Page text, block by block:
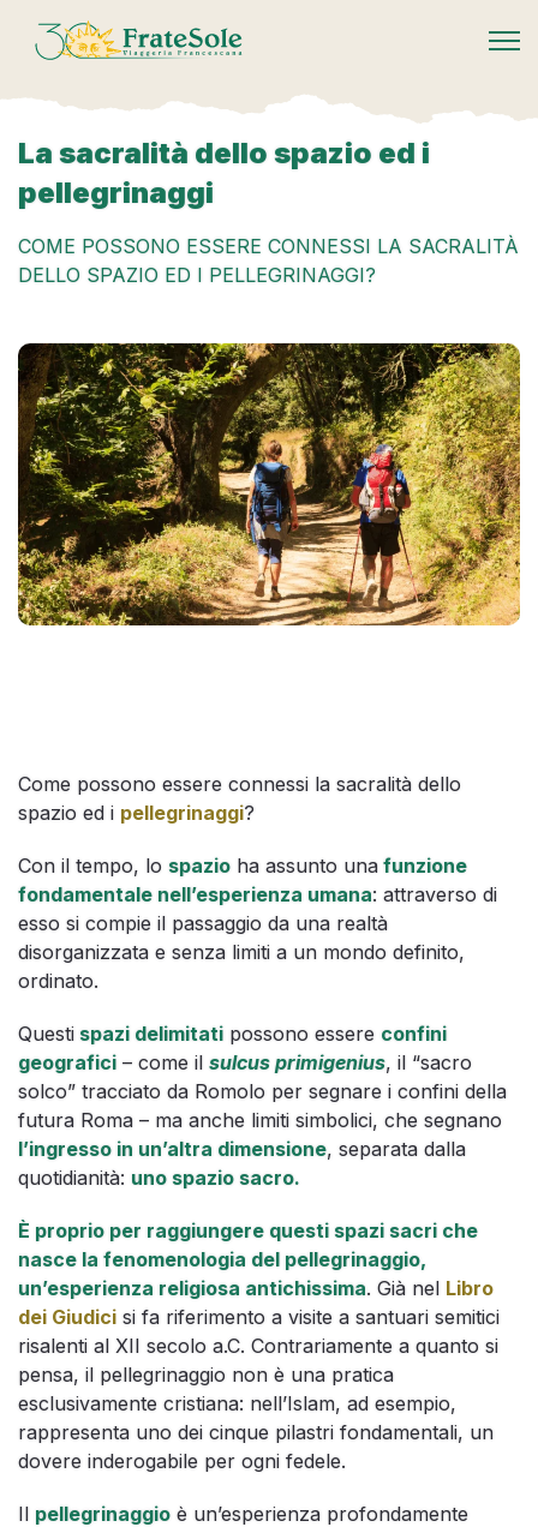
FrateSole Viaggeria Francescana
La sacralità dello spazio ed i
pellegrinaggi
COME POSSONO ESSERE CONNESSI LA SACRALITÀ
DELLO SPAZIO ED I PELLEGRINAGGI?
Come possono essere connessi la sacralità dello
spazio ed i pellegrinaggi?
Con il tempo, lo spazio ha assunto una funzione
fondamentale nell’esperienza umana: attraverso di
esso si compie il passaggio da una realtà
disorganizzata e senza limiti a un mondo definito,
ordinato.
Questi spazi delimitati possono essere confini
geografici – come il sulcus primigenius, il “sacro
solco” tracciato da Romolo per segnare i confini della
futura Roma – ma anche limiti simbolici, che segnano
l’ingresso in un’altra dimensione, separata dalla
quotidianità: uno spazio sacro.
È proprio per raggiungere questi spazi sacri che
nasce la fenomenologia del pellegrinaggio,
un’esperienza religiosa antichissima. Già nel Libro
dei Giudici si fa riferimento a visite a santuari semitici
risalenti al XII secolo a.C. Contrariamente a quanto si
pensa, il pellegrinaggio non è una pratica
esclusivamente cristiana: nell’Islam, ad esempio,
rappresenta uno dei cinque pilastri fondamentali, un
dovere inderogabile per ogni fedele.
Il pellegrinaggio è un’esperienza profondamente